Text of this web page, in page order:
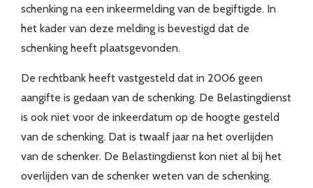
schenking na een inkeermelding van de begiftigde. In
het kader van deze melding is bevestigd dat de
schenking heeft plaatsgevonden.
De rechtbank heeft vastgesteld dat in 2006 geen
aangifte is gedaan van de schenking. De Belastingdienst
is ook niet voor de inkeerdatum op de hoogte gesteld
van de schenking. Dat is twaalf jaar na het overlijden
van de schenker. De Belastingdienst kon niet al bij het
overlijden van de schenker weten van de schenking.